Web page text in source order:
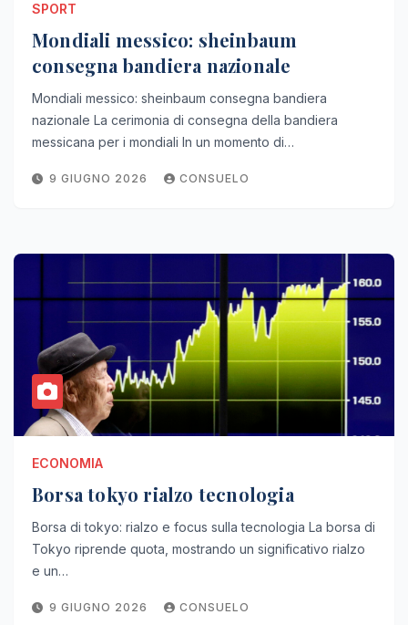
SPORT
Mondiali messico: sheinbaum
consegna bandiera nazionale
Mondiali messico: sheinbaum consegna bandiera
nazionale La cerimonia di consegna della bandiera
messicana per i mondiali In un momento di…
9 GIUGNO 2026 CONSUELO
ECONOMIA
Borsa tokyo rialzo tecnologia
Borsa di tokyo: rialzo e focus sulla tecnologia La borsa di
Tokyo riprende quota, mostrando un significativo rialzo
e un…
9 GIUGNO 2026 CONSUELO